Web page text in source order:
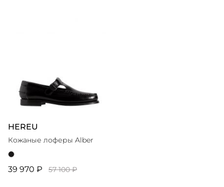
HEREU
Кожаные лоферы Alber
39 970 ₽ 57 100 ₽